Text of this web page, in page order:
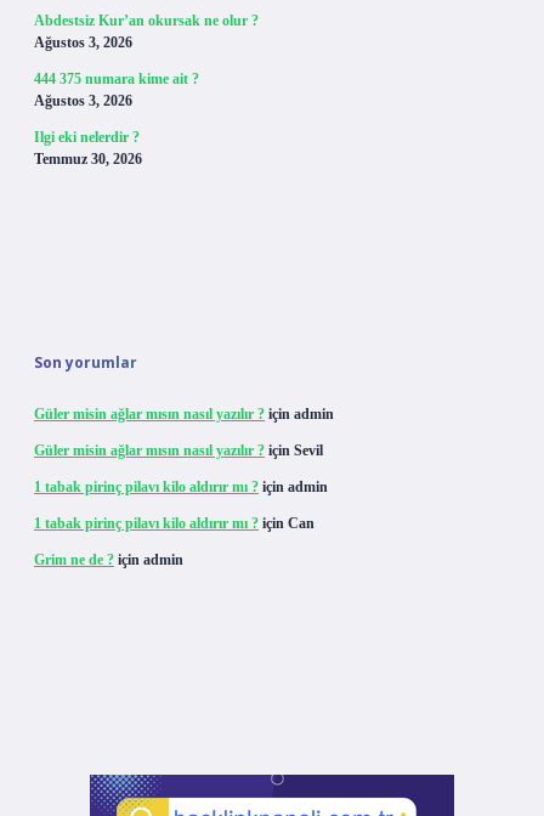
Abdestsiz Kur’an okursak ne olur ?
Ağustos 3, 2026
444 375 numara kime ait ?
Ağustos 3, 2026
Ilgi eki nelerdir ?
Temmuz 30, 2026
Son yorumlar
Güler misin ağlar mısın nasıl yazılır ? için admin
Güler misin ağlar mısın nasıl yazılır ? için Sevil
1 tabak pirinç pilavı kilo aldırır mı ? için admin
1 tabak pirinç pilavı kilo aldırır mı ? için Can
Grim ne de ? için admin